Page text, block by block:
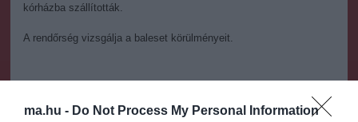
ma.hu - Do Not Process My Personal Information
kórházba szállították.
A rendőrség vizsgálja a baleset körülményeit.